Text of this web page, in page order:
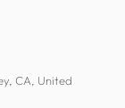
CA, United